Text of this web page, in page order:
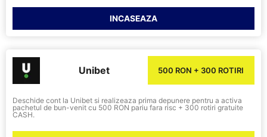
INCASEAZA
Unibet 500 RON + 300 ROTIRI
Deschide cont la Unibet si realizeaza prima depunere pentru a activa
pachetul de bun-venit cu 500 RON pariu fara risc + 300 rotiri gratuite
CASH.